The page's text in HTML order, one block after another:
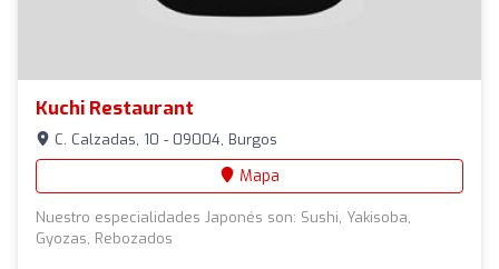
Kuchi Restaurant
C. Calzadas, 10 - 09004, Burgos
Mapa
Nuestro especialidades Japonés son: Sushi, Yakisoba,
Gyozas, Rebozados